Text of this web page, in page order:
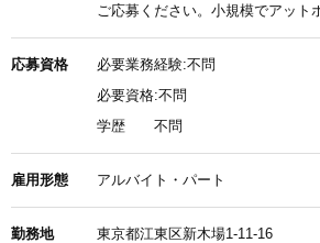
ご応募ください。小規模でアット
応募資格
必要業務経験:不問
必要資格:不問
学歴
不問
雇用形態 アルバイト・パート
勤務地
東京都江東区新木場1-11-16